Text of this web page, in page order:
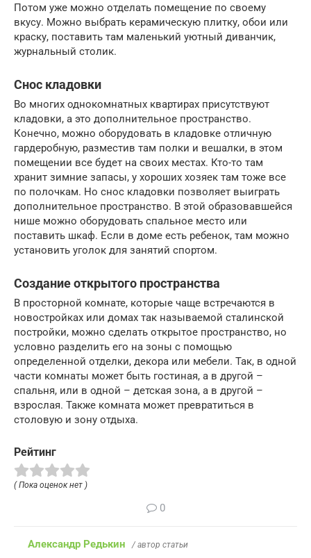
Потом уже можно отделать помещение по своему
вкусу. Можно выбрать керамическую плитку, обои или
краску, поставить там маленький уютный диванчик,
журнальный столик.
Снос кладовки
Во многих однокомнатных квартирах присутствуют
кладовки, а это дополнительное пространство.
Конечно, можно оборудовать в кладовке отличную
гардеробную, разместив там полки и вешалки, в этом
помещении все будет на своих местах. Кто-то там
хранит зимние запасы, у хороших хозяек там тоже все
по полочкам. Но снос кладовки позволяет выиграть
дополнительное пространство. В этой образовавшейся
нише можно оборудовать спальное место или
поставить шкаф. Если в доме есть ребенок, там можно
установить уголок для занятий спортом.
Создание открытого пространства
В просторной комнате, которые чаще встречаются в
новостройках или домах так называемой сталинской
постройки, можно сделать открытое пространство, но
условно разделить его на зоны с помощью
определенной отделки, декора или мебели. Так, в одной
части комнаты может быть гостиная, а в другой –
спальня, или в одной – детская зона, а в другой –
взрослая. Также комната может превратиться в
столовую и зону отдыха.
Рейтинг
( Пока оценок нет )
0
Александр Редькин / автор статьи